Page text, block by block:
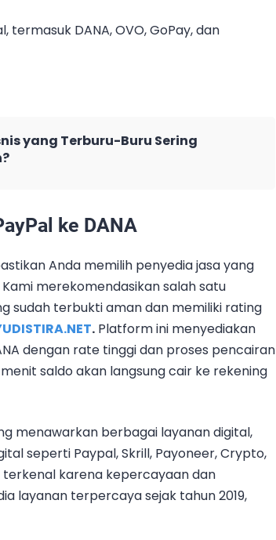
DANA, OVO, GoPay, dan
yang Terburu-Buru Sering
ke DANA
Anda memilih penyedia jasa yang
merekomendasikan salah satu
sudah terbukti aman dan memiliki rating
. Platform ini menyediakan
dengan rate tinggi dan proses pencairan
saldo akan langsung cair ke rekening
menawarkan berbagai layanan digital,
seperti Paypal, Skrill, Payoneer, Crypto,
terkenal karena kepercayaan dan
layanan terpercaya sejak tahun 2019,